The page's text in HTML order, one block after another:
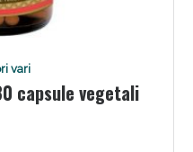
vari
capsule vegetali